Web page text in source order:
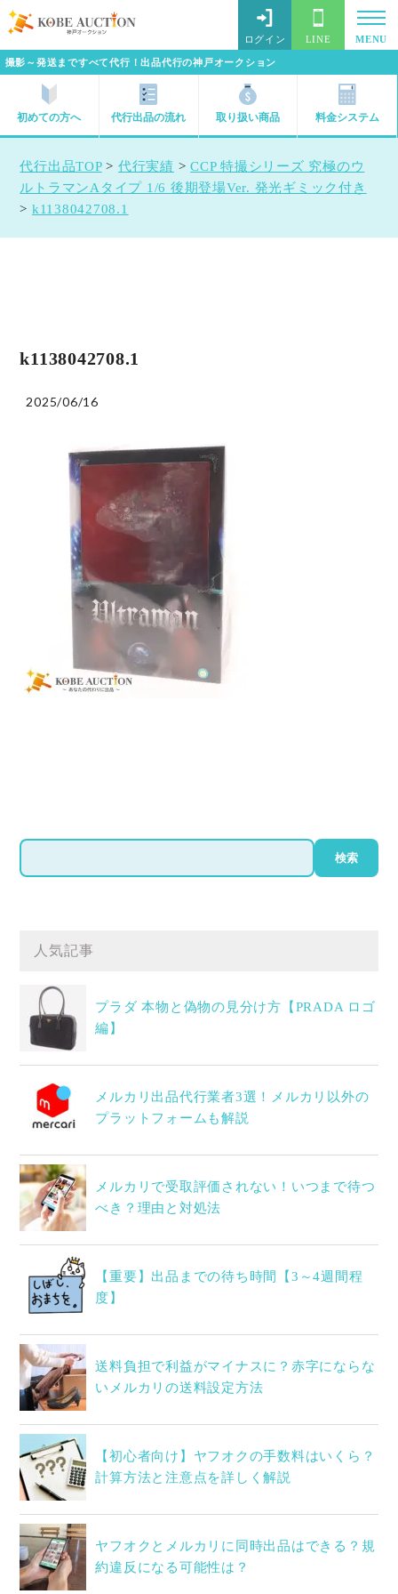
撮影～発送まですべて代行！出品代行の神戸オークション
ログイン LINE MENU
初めての方へ 代行出品の流れ 取り扱い商品 料金システム
代行出品TOP> 代行実績 >CCP 特撮シリーズ 究極のウ
ルトラマンAタイプ 1/6 後期登場Ver. 発光ギミック付き
> k1138042708.1
k1138042708.1
2025/06/16
検
索
検索
人気記事
プラダ 本物と偽物の見分け方【PRADA ロゴ
編】
メルカリ出品代行業者3選！メルカリ以外の
プラットフォームも解説
メルカリで受取評価されない！いつまで待つ
べき？理由と対処法
【重要】出品までの待ち時間【3～4週間程
度】
送料負担で利益がマイナスに？赤字にならな
いメルカリの送料設定方法
【初心者向け】ヤフオクの手数料はいくら？
計算方法と注意点を詳しく解説
ヤフオクとメルカリに同時出品はできる？規
約違反になる可能性は？